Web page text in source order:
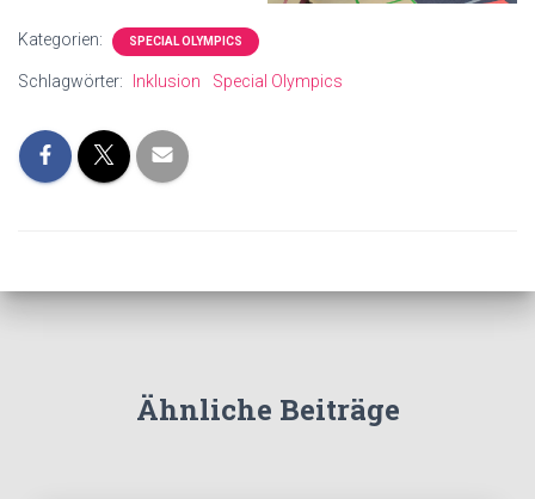
Kategorien: SPECIAL OLYMPICS
Schlagwörter: Inklusion Special Olympics
Ähnliche Beiträge